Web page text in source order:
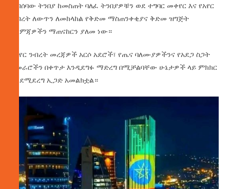
ስብሰባው ትንበያ ከመስጠት ባለፈ ትንበያዎቹን ወደ ተግባር መቀየር እና የአየር
ንብረት ለውጥን ለመከላከል የቅድመ ማስጠንቀቂያና ቅድመ ዝግጅት
እርምጃዎችን ማጠናከርን ያለመ ነው።
የአየር ንብረት መረጃዎች አርሶ አደሮች፣ የጤና ባለሙያዎችንና የአደጋ ስጋት
አመራሮችን በቀጥታ እንዲደግፉ ማድረግ በሚቻልባቸው ሁኔታዎች ላይ ምክክር
እንደሚደረግ ኢጋድ አመልክቷል።